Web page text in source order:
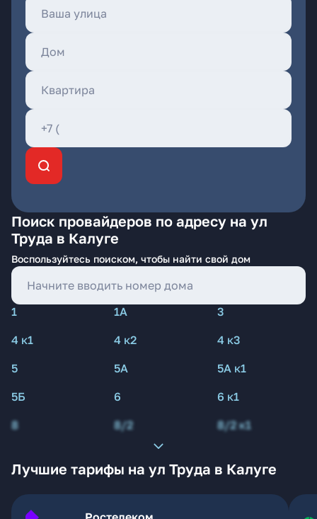
Поиск провайдеров по адресу на ул
Труда в Калуге
Воспользуйтесь поиском, чтобы найти свой дом
1 1А
3
4 к1
4 к2
4 к3
5
5А
5А к1
5Б
6
6 к1
8
8/2 8/2 к1
Лучшие тарифы на ул Труда в Калуге